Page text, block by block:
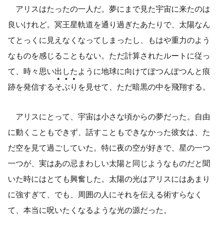
アリスはたったの一人だ。夢にまで見た宇宙に来たのは
良いけれど。冥王星軌道を通り過ぎたあたりで、太陽なん
てとっくに見えなくなってしまったし、もはや重力のよう
なものを感じることもない。ただ計算されたルートに従っ
て、時々思い出したように地球に向けてぽつんぽつんと痕
跡を発信するそぶり を見せて、ただ暗黒の中を飛翔する。
アリスにとって、宇宙は小さな頃からの夢だった。自由
に動くこともできず、話すこともできなかった彼女は、た
だ空を見て過ごしていた。特に夜の空が好きで、星の一つ
一つが、実はあの忌まわしい太陽と同じようなものだと聞
いた時にはとても興奮した。太陽の光はアリスにはあまり
に強すぎて、でも、周囲の人にそれを伝える術すらなく
て、本当に呪いたくなるような光の源だった。